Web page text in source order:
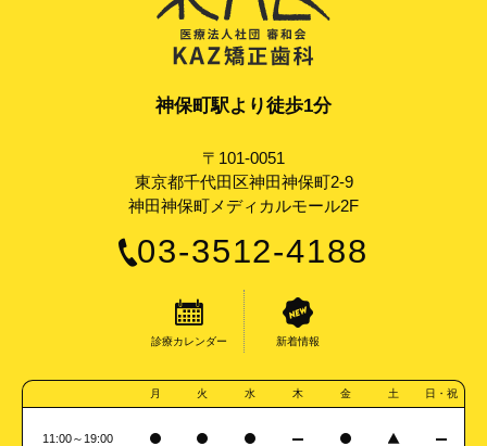
神保町駅より徒歩1分
〒101-0051
東京都千代田区神田神保町2-9
神田神保町メディカルモール2F
03-3512-4188
診療カレンダー 新着情報
月 火 水 木 金 土 日・祝
11:00～19:00